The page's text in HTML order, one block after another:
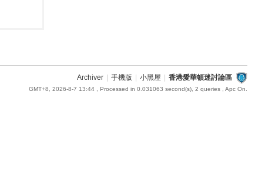
Archiver 手機版 小黑屋 香港愛華頓迷討論區
GMT+8, 2026-8-7 13:44, Processed in 0.031063 second(s), 2 queries , Apc On.